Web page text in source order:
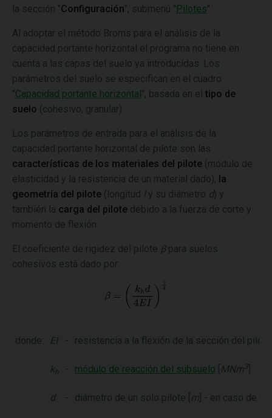
la sección "Configuración", submenú "Pilotes".
Al adoptar el método Broms para el análisis de la
capacidad portante horizontal el programa no tiene en
cuenta a las capas del suelo ya introducidas. Los
parámetros del suelo se especifican en el cuadro
"Capacidad portante horizontal", basada en el tipo de
suelo (cohesivo, granular).
Los parámetros de entrada para el análisis de la
capacidad portante horizontal de pilote son las
características de los materiales del pilote (módulo de
elasticidad y la resistencia de un material dado), la
geometría del pilote (longitud ly su diámetro d) y
también la carga del pilote debido a la fuerza de corte y
momento de flexión.
El coeficiente de rigidez del pilote βpara suelos
cohesivos está dado por:
donde: EI - resistencia a la flexión de la sección del
kh - módulo de reacción del subsuelo MNm 3
d - diámetro de un solo pilote [ m ] - en caso de